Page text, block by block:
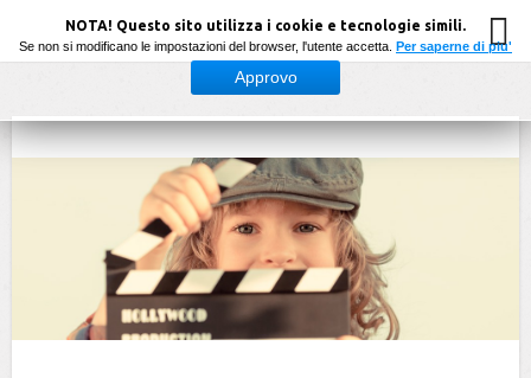
NOTA! Questo sito utilizza i cookie e tecnologie simili.
Se non si modificano le impostazioni del browser, l'utente accetta. Per saperne di piu'
Approvo